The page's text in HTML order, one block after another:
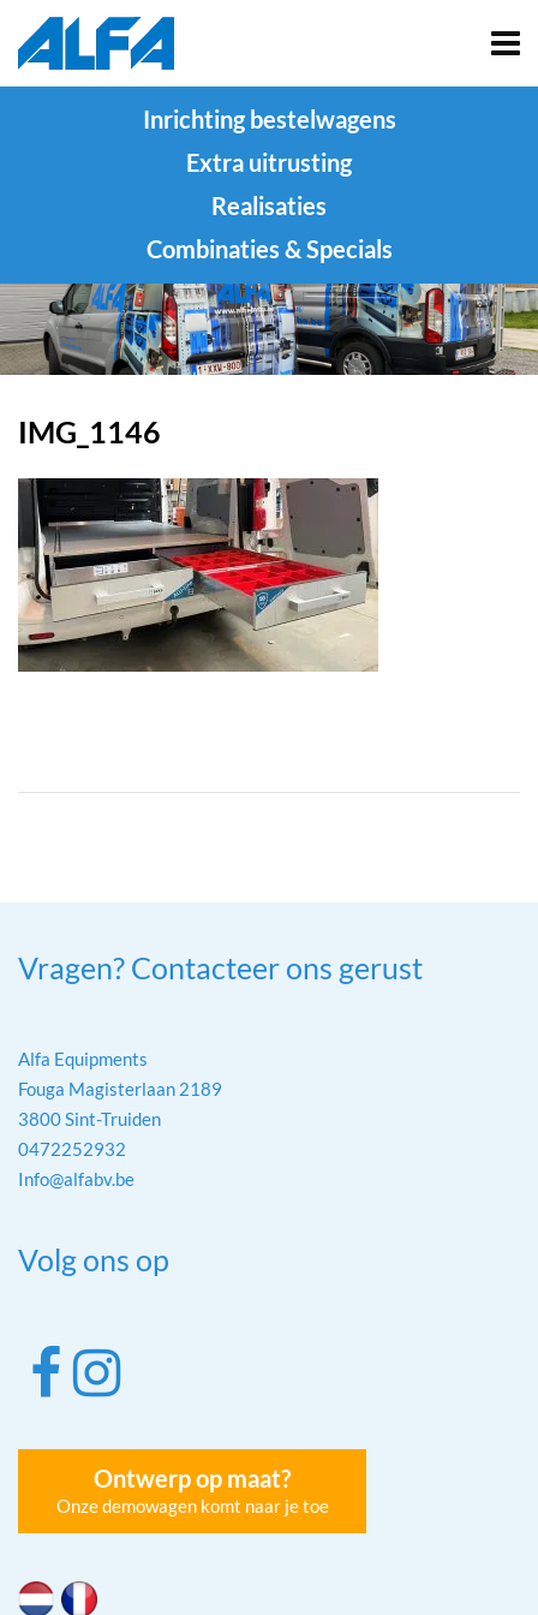
Inrichting bestelwagens
Extra uitrusting
Realisaties
Combinaties & Specials
IMG_1146
Vragen? Contacteer ons gerust
Alfa Equipments
Fouga Magisterlaan 2189
3800 Sint-Truiden
0472252932
Info@alfabv.be
Volg ons op
Ontwerp op maat?
Onze demowagen komt naar je toe